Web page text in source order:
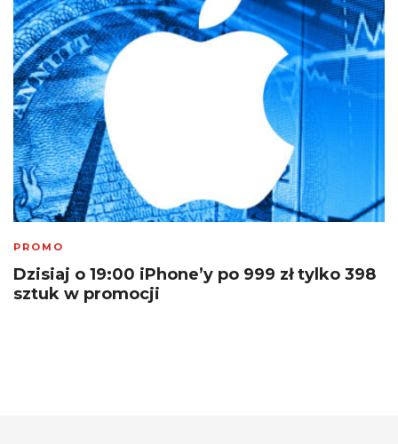
PROMO
Dzisiaj o 19:00 iPhone’y po 999 zł tylko 398
sztuk w promocji